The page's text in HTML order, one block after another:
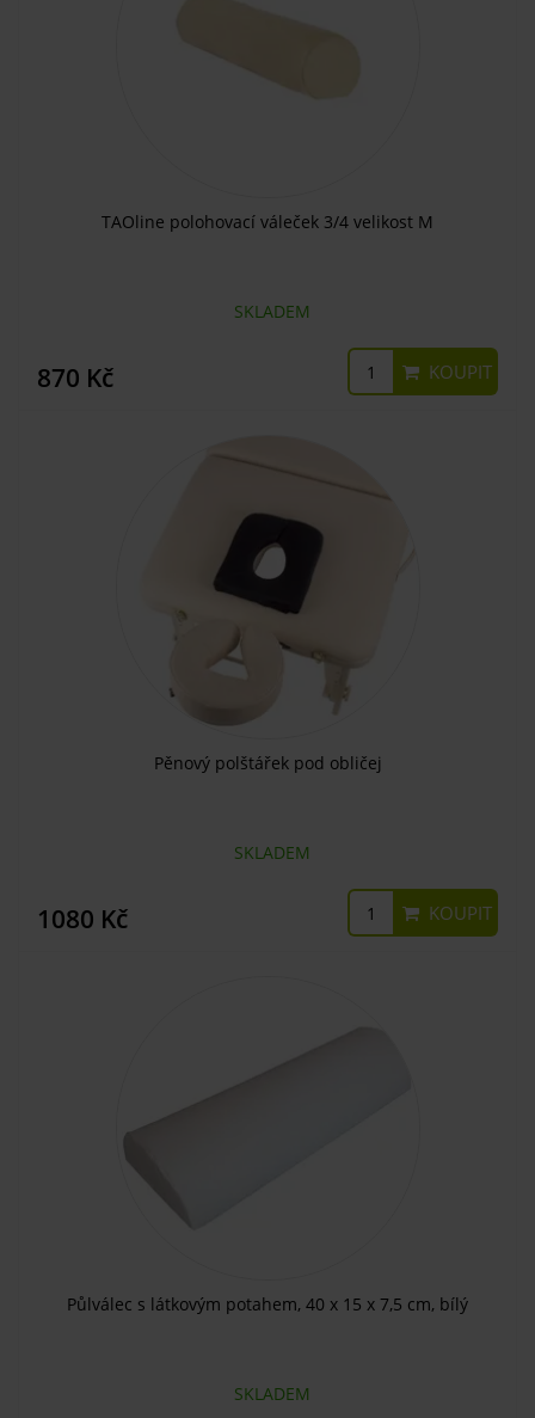
TAOline polohovací váleček 3/4 velikost M
SKLADEM
870 Kč KOUPIT
Pěnový polštářek pod obličej
SKLADEM
1080 Kč KOUPIT
Půlválec s látkovým potahem, 40 x 15 x 7,5 cm, bílý
SKLADEM